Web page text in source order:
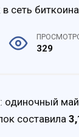
329
одиночный
составила